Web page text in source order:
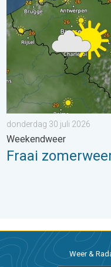
donderdag 30 juli 2026
Weekendweer
Fraai
Weer &